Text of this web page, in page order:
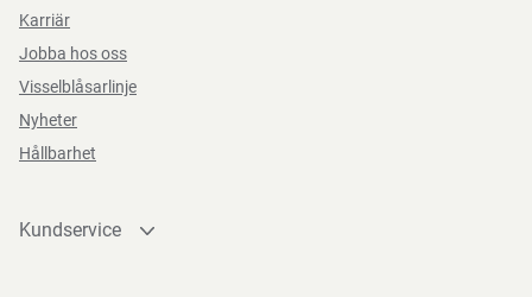
Karriär
Jobba hos oss
Visselblåsarlinje
Nyheter
Hållbarhet
Kundservice